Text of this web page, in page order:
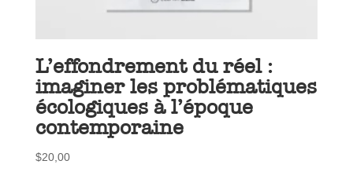
L’effondrement du réel :
imaginer les problématiques
écologiques à l’époque
contemporaine
$20,00